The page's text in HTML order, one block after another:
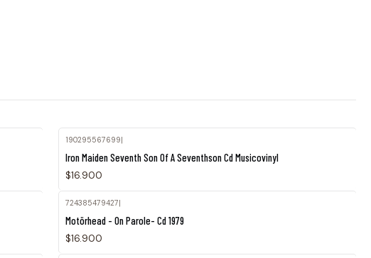
190295567699|
Iron Maiden Seventh Son Of A Seventhson Cd Musicovinyl
$16.900
724385479427|
Motörhead - On Parole- Cd 1979
$16.900